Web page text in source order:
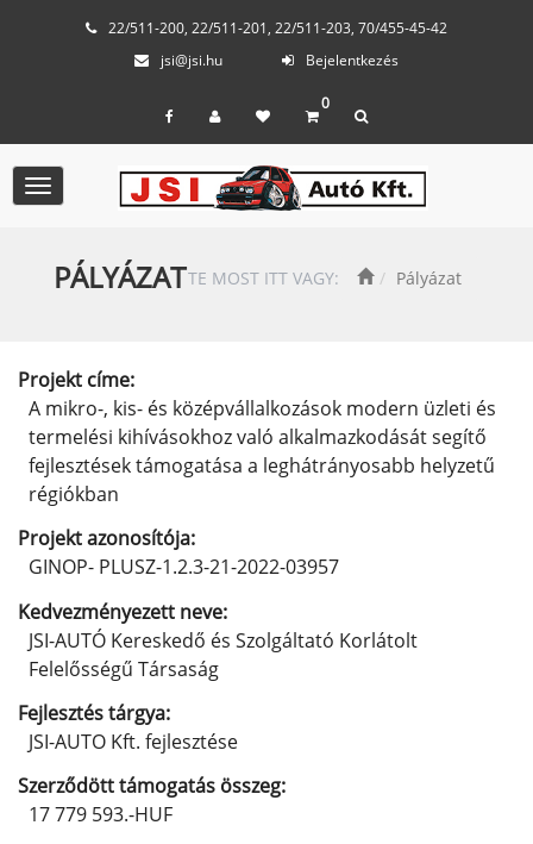
22/511-200, 22/511-201, 22/511-203, 70/455-45-42
jsi@jsi.hu
Bejelentkezés
0
Toggle
navigation
PÁLYÁZATTE MOST ITT VAGY: Pályázat
Projekt címe:
A mikro-, kis- és középvállalkozások modern üzleti és
termelési kihívásokhoz való alkalmazkodását segítő
fejlesztések támogatása a leghátrányosabb helyzetű
régiókban
Projekt azonosítója:
GINOP- PLUSZ-1.2.3-21-2022-03957
Kedvezményezett neve:
JSI-AUTÓ Kereskedő és Szolgáltató Korlátolt
Felelősségű Társaság
Fejlesztés tárgya:
JSI-AUTO Kft. fejlesztése
Szerződött támogatás összeg:
17 779 593.-HUF